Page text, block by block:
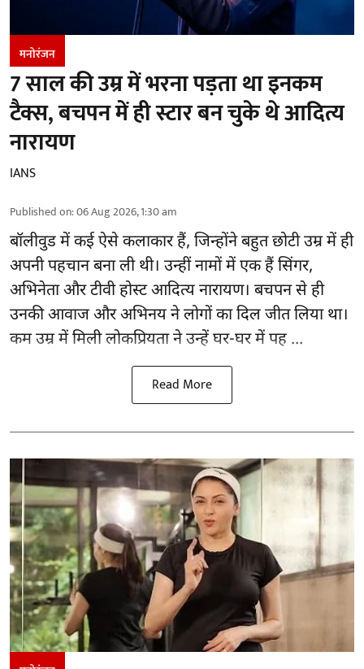
मनोरंजन
7 साल की उम्र में भरना पड़ता था इनकम
टैक्स, बचपन में ही स्टार बन चुके थे आदित्य
नारायण
IANS
Published on:06 Aug 2026, 1:30 am
बॉलीवुडमें कई ऐसे कलाकार हैं, जिन्होंने बहुत छोटी उम्र में ही
अपनी पहचान बना ली थी। उन्हीं नामों में एक हैं सिंगर,
अभिनेता और टीवी होस्ट आदित्य नारायण। बचपन से ही
उनकी आवाज और अभिनय ने लोगों का दिल जीत लिया था।
कम उम्र में मिली लोकप्रियता ने उन्हें घर-घर में पह ...
Read More